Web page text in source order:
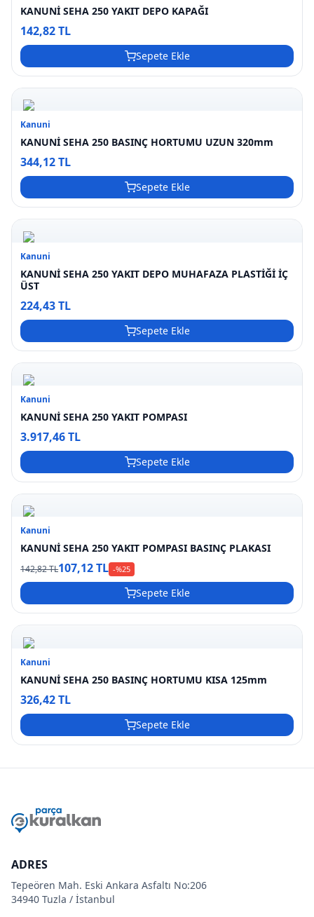
KANUNİ SEHA 250 YAKIT DEPO KAPAĞI
142,82 TL
Sepete Ekle
Kanuni
KANUNİ SEHA 250 BASINÇ HORTUMU UZUN 320mm
344,12 TL
Sepete Ekle
Kanuni
KANUNİ SEHA 250 YAKIT DEPO MUHAFAZA PLASTİĞİ İÇ
ÜST
224,43 TL
Sepete Ekle
Kanuni
KANUNİ SEHA 250 YAKIT POMPASI
3.917,46 TL
Sepete Ekle
Kanuni
KANUNİ SEHA 250 YAKIT POMPASI BASINÇ PLAKASI
142,82 TL107,12 TL -%25
Sepete Ekle
Kanuni
KANUNİ SEHA 250 BASINÇ HORTUMU KISA 125mm
326,42 TL
Sepete Ekle
ADRES
Tepeören Mah. Eski Ankara Asfaltı No:206
34940 Tuzla / İstanbul